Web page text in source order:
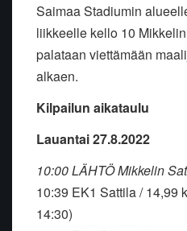
Saimaa Stadiumin
liikkeelle kello 10
palataan viettämään
alkaen.
Kilpailun aikataulu
Lauantai 27.8.2022
10:00 LÄHTÖ Mikkelin
10:39 EK1 Sattila / 14,99
14:30)